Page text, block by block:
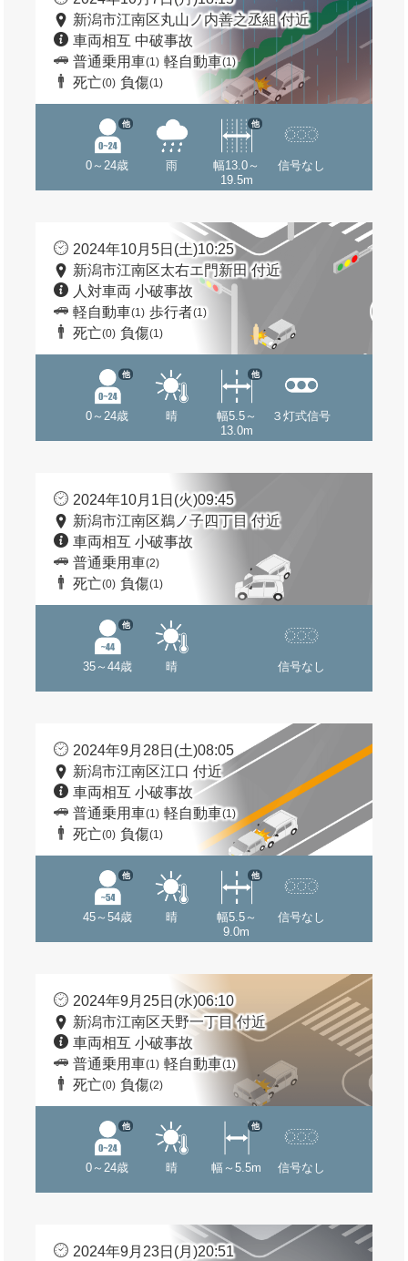
新潟市江南区丸山ノ内善之丞組 付近
車両相互 中破事故
普通乗用車(1) 軽自動車(1)
死亡(0) 負傷(1)
0～24歳
他
雨
幅13.0～
19.5m
他
信号なし
2024年10月5日(土)10:25
新潟市江南区太右エ門新田 付近
人対車両 小破事故
軽自動車(1) 歩行者(1)
死亡(0) 負傷(1)
0～24歳
他
晴
幅5.5～
13.0m
他
３灯式信号
2024年10月1日(火)09:45
新潟市江南区鵜ノ子四丁目 付近
車両相互 小破事故
普通乗用車(2)
死亡(0) 負傷(1)
35～44歳
他
晴 信号なし
2024年9月28日(土)08:05
新潟市江南区江口 付近
車両相互 小破事故
普通乗用車(1) 軽自動車(1)
死亡(0) 負傷(1)
45～54歳
他
晴
幅5.5～
9.0m
他
信号なし
2024年9月25日(水)06:10
新潟市江南区天野一丁目 付近
車両相互 小破事故
普通乗用車(1) 軽自動車(1)
死亡(0) 負傷(2)
0～24歳
他
晴 幅～5.5m
他
信号なし
2024年9月23日(月)20:51